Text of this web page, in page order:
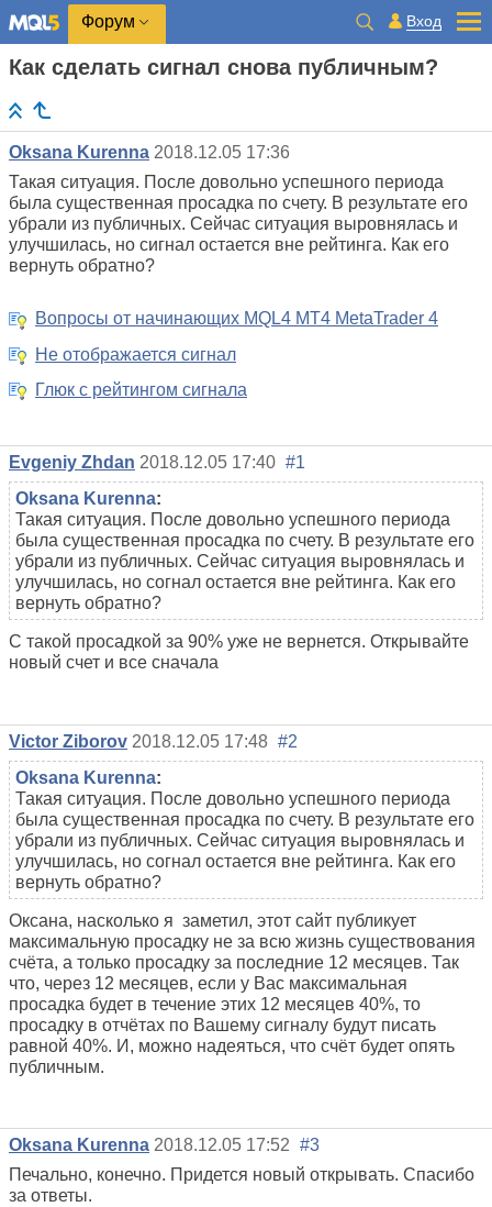
Форум Вход
Как сделать сигнал снова публичным?
Oksana Kurenna 2018.12.05 17:36
Такая ситуация. После довольно успешного периода
была существенная просадка по счету. В результате его
убрали из публичных. Сейчас ситуация выровнялась и
улучшилась, но сигнал остается вне рейтинга. Как его
вернуть обратно?
Вопросы от начинающих MQL4 MT4 MetaTrader 4
Не отображается сигнал
Глюк с рейтингом сигнала
Evgeniy Zhdan 2018.12.05 17:40 #1
Oksana Kurenna:
Такая ситуация. После довольно успешного периода
была существенная просадка по счету. В результате его
убрали из публичных. Сейчас ситуация выровнялась и
улучшилась, но согнал остается вне рейтинга. Как его
вернуть обратно?
С такой просадкой за 90% уже не вернется. Открывайте
новый счет и все сначала
Victor Ziborov 2018.12.05 17:48 #2
Oksana Kurenna:
Такая ситуация. После довольно успешного периода
была существенная просадка по счету. В результате его
убрали из публичных. Сейчас ситуация выровнялась и
улучшилась, но согнал остается вне рейтинга. Как его
вернуть обратно?
Оксана, насколько я заметил, этот сайт публикует
максимальную просадку не за всю жизнь существования
счёта, а только просадку за последние 12 месяцев. Так
что, через 12 месяцев, если у Вас максимальная
просадка будет в течение этих 12 месяцев 40%, то
просадку в отчётах по Вашему сигналу будут писать
равной 40%. И, можно надеяться, что счёт будет опять
публичным.
Oksana Kurenna 2018.12.05 17:52 #3
Печально, конечно. Придется новый открывать. Спасибо
за ответы.